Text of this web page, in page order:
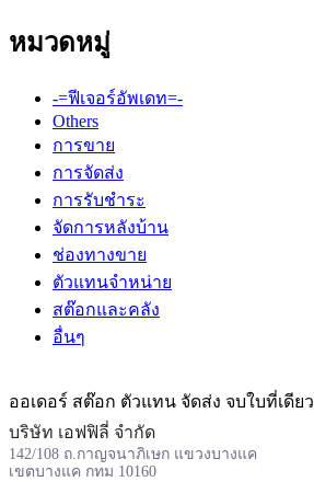
หมวดหมู่
-=ฟีเจอร์อัพเดท=-
Others
การขาย
การจัดส่ง
การรับชำระ
จัดการหลังบ้าน
ช่องทางขาย
ตัวแทนจำหน่าย
สต๊อกและคลัง
อื่นๆ
ออเดอร์ สต๊อก ตัวแทน จัดส่ง จบใบที่เดียว
บริษัท เอฟฟิลี่ จำกัด
142/108 ถ.กาญจนาภิเษก แขวงบางแค
เขตบางแค กทม 10160